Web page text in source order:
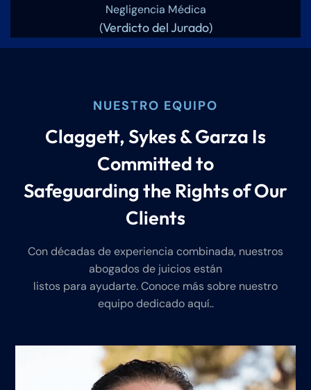
Negligencia Médica
(Verdicto del Jurado)
NUESTRO EQUIPO
Claggett, Sykes & Garza Is
Committed to
Safeguarding the Rights of Our
Clients
Con décadas de experiencia combinada, nuestros
abogados de juicios están
listos para ayudarte. Conoce más sobre nuestro
equipo dedicado aquí..